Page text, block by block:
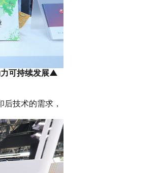
可持续发展▲
技术的需求，